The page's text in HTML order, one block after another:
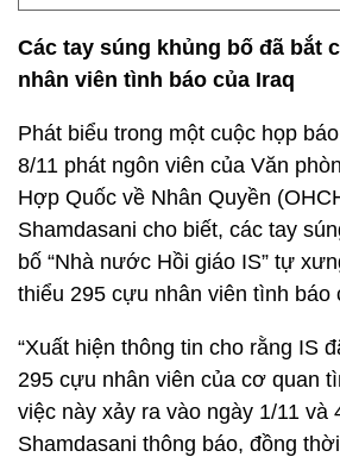
Các tay súng khủng bố đã bắt
nhân viên tình báo của Iraq
Phát biểu trong một cuộc họp
8/11 phát ngôn viên của Văn
Hợp Quốc về Nhân Quyền
Shamdasani cho biết, các tay
bố “Nhà nước Hồi giáo IS” tự
thiểu 295 cựu nhân viên tình báo
“Xuất hiện thông tin cho rằng IS
295 cựu nhân viên của cơ quan
việc này xảy ra vào ngày 1/11 và
Shamdasani thông báo, đồng